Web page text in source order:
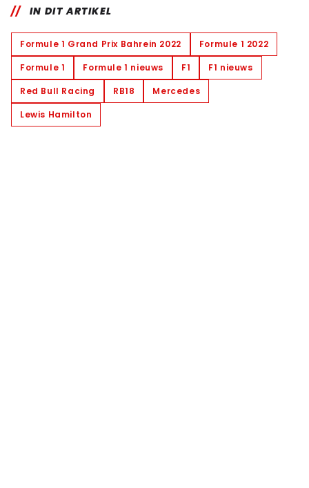
IN DIT ARTIKEL
Formule 1 Grand Prix Bahrein 2022
Formule 1 2022
Formule 1
Formule 1 nieuws F1
F1 nieuws
Red Bull Racing
RB18
Mercedes
Lewis Hamilton